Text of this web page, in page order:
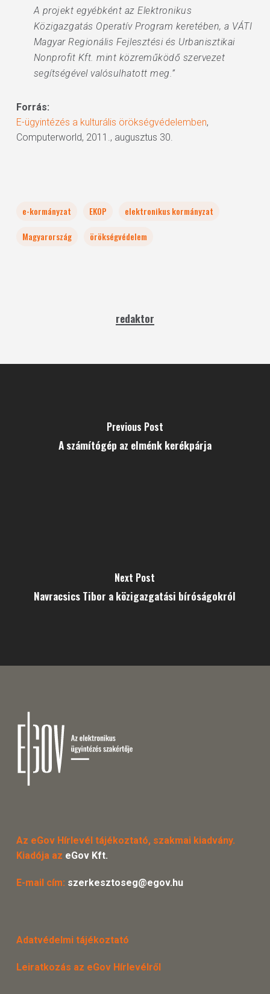
A projekt egyébként az Elektronikus
Közigazgatás Operatív Program keretében, a VÁTI
Magyar Regionális Fejlesztési és Urbanisztikai
Nonprofit Kft. mint közreműködő szervezet
segítségével valósulhatott meg.”
Forrás:
E-ügyintézés a kulturális örökségvédelemben,
Computerworld, 2011., augusztus 30.
e-kormányzat EKOP
elektronikus kormányzat
Magyarország
örökségvédelem
redaktor
Previous Post
A számítógép az elménk kerékpárja
Next Post
Navracsics Tibor a közigazgatási bíróságokról
Az eGov Hírlevél tájékoztató, szakmai kiadvány.
Kiadója az eGov Kft.
E-mail cím: szerkesztoseg@egov.hu
Adatvédelmi tájékoztató
Leiratkozás az eGov Hírlevélről